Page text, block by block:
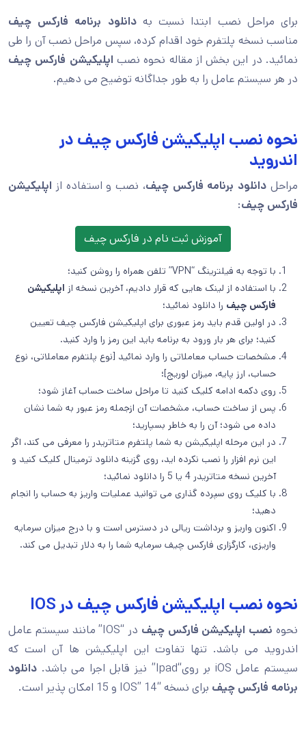
برای مراحل نصب ابتدا نسبت بهدانلود برنامه فارکس چیف
مناسب نسخه پلتفرم خود اقدام کرده، سپس مراحل نصب آن را طی
نمائید. در این بخش از مقاله نحوه نصب اپلیکیشن فارکس چیف
در هر سیستم عامل را به طور جداگانه توضیح می دهیم.
نحوه نصب اپلیکیشن فارکس چیف در
اندروید
مراحل دانلود برنامه فارکس چیف، نصب و استفاده از اپلیکیشن
فارکس چیف:
آموزش ثبت نام در فارکس چیف
با توجه به فیلترینگ “VPN” تلفن همراه را روشن کنید؛
با استفاده از لینک هایی که قرار دادیم، آخرین نسخه از اپلیکیشن
فارکس چیف را دانلود نمائید؛
در اولین قدم باید رمز عبوری برای اپلیکیشن فارکس چیف تعیین
کنید؛ برای هر بار ورود به برنامه باید این رمز را وارد کنید.
مشخصات حساب معاملاتی را وارد نمائید [نوع پلتفرم معاملاتی، نوع
حساب، ارز پایه، میزان لوریج]؛
روی دکمه ادامه کلیک کنید تا مراحل ساخت حساب آغاز شود؛
پس از ساخت حساب، مشخصات آن ازجمله رمز عبور به شما نشان
داده می شود؛ آن را به خاطر بسپارید؛
در این مرحله اپلیکیشن به شما پلتفرم متاتریدر را معرفی می کند، اگر
این نرم افزار را نصب نکرده اید، روی گزینه دانلود ترمینال کلیک کنید و
آخرین نسخه متاتریدر 4 یا 5 را دانلود نمائید؛
با کلیک روی سپرده گذاری می توانید عملیات واریز به حساب را انجام
دهید؛
اکنون واریز و برداشت ریالی در دسترس است و با درج میزان سرمایه
واریزی، کارگزاری فارکس چیف سرمایه شما را به دلار تبدیل می کند.
نحوه نصب اپلیکیشن فارکس چیف در IOS
نحوه نصب اپلیکیشن فارکس چیف
در “IOS” مانند سیستم عامل
اندروید می باشد. تنها تفاوت این اپلیکیشن ها آن است که
سیستم عامل iOS بر روی“Ipad” نیز قابل اجرا می باشد.
دانلود
برنامه فارکس چیف برای نسخه “IOS” 14 و 15 امکان پذیر است.